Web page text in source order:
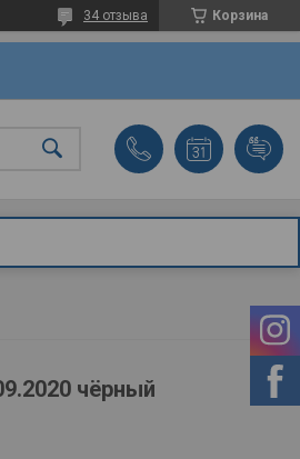
Корзина
34 отзыва
чёрный